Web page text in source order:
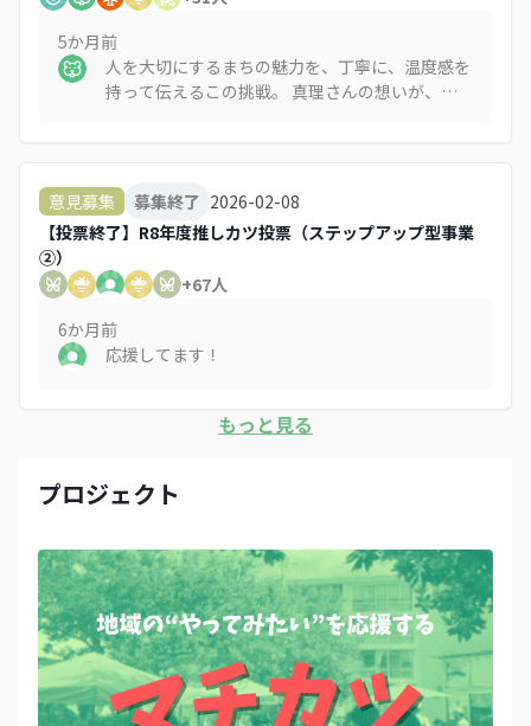
5か月前
人を大切にするまちの魅力を、丁寧に、温度感を
持って伝えるこの挑戦。 真理さんの想いが、こ
意見募集 募集終了 2026-02-08
【投票終了】R8年度推しカツ投票（ステップアップ型事業
②）
+67人
6か月前
応援してます！
もっと見る
プロジェクト